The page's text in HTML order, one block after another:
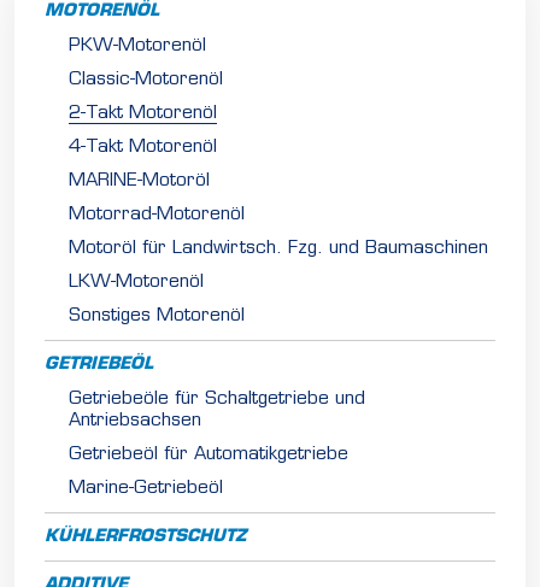
MOTORENÖL
PKW-Motorenöl
Classic-Motorenöl
2-Takt Motorenöl
4-Takt Motorenöl
MARINE-Motoröl
Motorrad-Motorenöl
Motoröl für Landwirtsch. Fzg. und Baumaschinen
LKW-Motorenöl
Sonstiges Motorenöl
GETRIEBEÖL
Getriebeöle für Schaltgetriebe und
Antriebsachsen
Getriebeöl für Automatikgetriebe
Marine-Getriebeöl
KÜHLERFROSTSCHUTZ